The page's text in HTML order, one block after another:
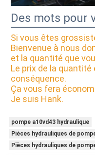
Des mots pour
Si vous êtes
Bienvenue à nous
et la quantité que
Le prix de la quantité
conséquence.
Ça vous fera
Je suis Hank.
pompe a10vd43 hydraulique
Pièces hydrauliques de
Pièces hydrauliques de